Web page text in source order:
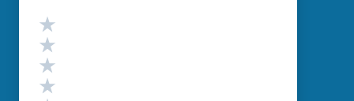
Valutazione